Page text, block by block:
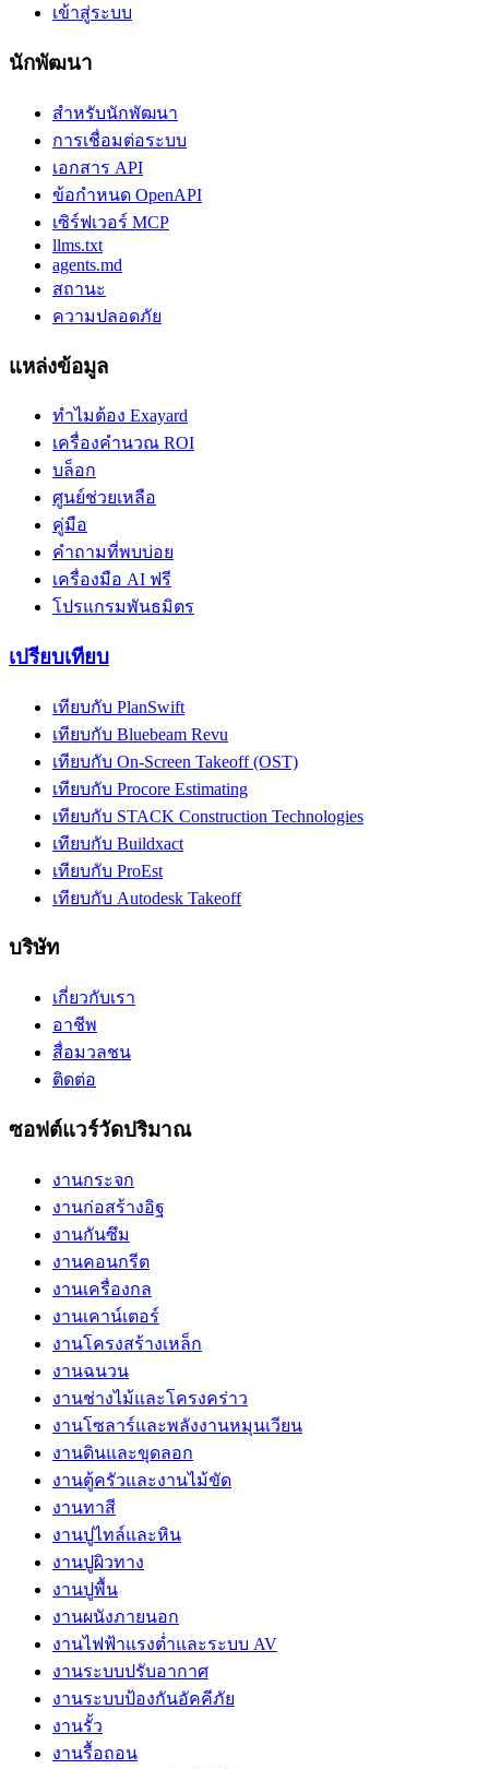
เข้าสู่ระบบ
นักพัฒนา
สำหรับนักพัฒนา
การเชื่อมต่อระบบ
เอกสาร API
ข้อกำหนด OpenAPI
เซิร์ฟเวอร์ MCP
llms.txt
agents.md
สถานะ
ความปลอดภัย
แหล่งข้อมูล
ทำไมต้อง Exayard
เครื่องคำนวณ ROI
บล็อก
ศูนย์ช่วยเหลือ
คู่มือ
คำถามที่พบบ่อย
เครื่องมือ AI ฟรี
โปรแกรมพันธมิตร
เปรียบเทียบ
เทียบกับ PlanSwift
เทียบกับ Bluebeam Revu
เทียบกับ On-Screen Takeoff (OST)
เทียบกับ Procore Estimating
เทียบกับ STACK Construction Technologies
เทียบกับ Buildxact
เทียบกับ ProEst
เทียบกับ Autodesk Takeoff
บริษัท
เกี่ยวกับเรา
อาชีพ
สื่อมวลชน
ติดต่อ
ซอฟต์แวร์วัดปริมาณ
งานกระจก
งานก่อสร้างอิฐ
งานกันซึม
งานคอนกรีต
งานเครื่องกล
งานเคาน์เตอร์
งานโครงสร้างเหล็ก
งานฉนวน
งานช่างไม้และโครงคร่าว
งานโซลาร์และพลังงานหมุนเวียน
งานดินและขุดลอก
งานตู้ครัวและงานไม้ขัด
งานทาสี
งานปูไทล์และหิน
งานปูผิวทาง
งานปูพื้น
งานผนังภายนอก
งานไฟฟ้าแรงต่ำและระบบ AV
งานระบบปรับอากาศ
งานระบบป้องกันอัคคีภัย
งานรั้ว
งานรื้อถอน